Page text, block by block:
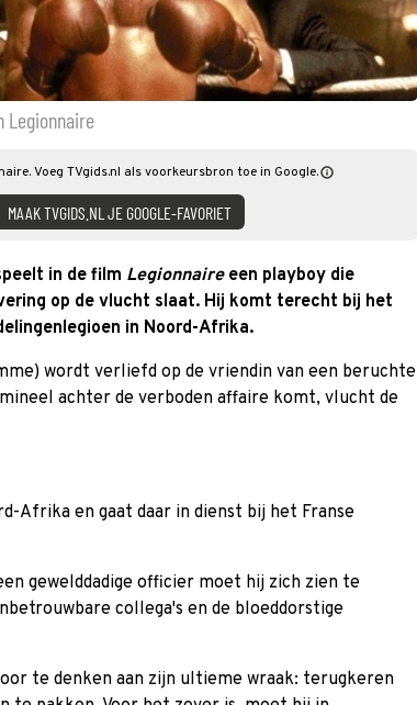
Legionnaire
Voeg TVgids.nl als voorkeursbron toe in Google.
MAAK TVGIDS.NL JE GOOGLE-FAVORIET
in de film Legionnaireeen playboy die
op de vlucht slaat. Hij komt terecht bij het
in Noord-Afrika.
wordt verliefd op de vriendin van een beruchte
achter de verboden affaire komt, vlucht de
Afrika en gaat daar in dienst bij het Franse
gewelddadige officier moet hij zich zien te
collega's en de bloeddorstige
te denken aan zijn ultieme wraak: terugkeren